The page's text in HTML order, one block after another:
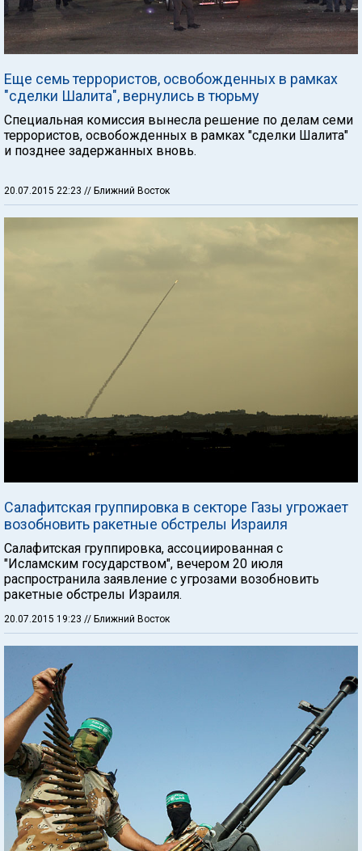
Еще семь террористов, освобожденных в рамках
"сделки Шалита", вернулись в тюрьму
Специальная комиссия вынесла решение по делам семи
террористов, освобожденных в рамках "сделки Шалита"
и позднее задержанных вновь.
20.07.2015 22:23 // Ближний Восток
Салафитская группировка в секторе Газы угрожает
возобновить ракетные обстрелы Израиля
Салафитская группировка, ассоциированная с
"Исламским государством", вечером 20 июля
распространила заявление с угрозами возобновить
ракетные обстрелы Израиля.
20.07.2015 19:23 // Ближний Восток